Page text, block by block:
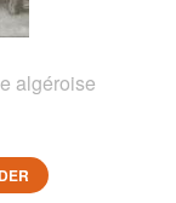
algéroise